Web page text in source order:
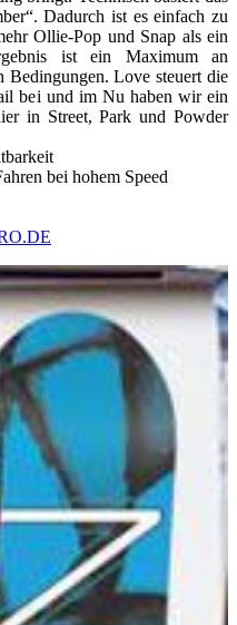
Dadurch ist es einfach zu
Ollie-Pop und Snap als ein
ist ein Maximum an
Bedingungen. Love steuert die
bei und im Nu haben wir ein
in Street, Park und Powder
bei hohem Speed